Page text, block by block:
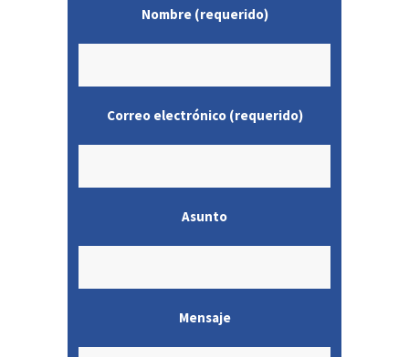
Nombre (requerido)
Correo electrónico (requerido)
Asunto
Mensaje